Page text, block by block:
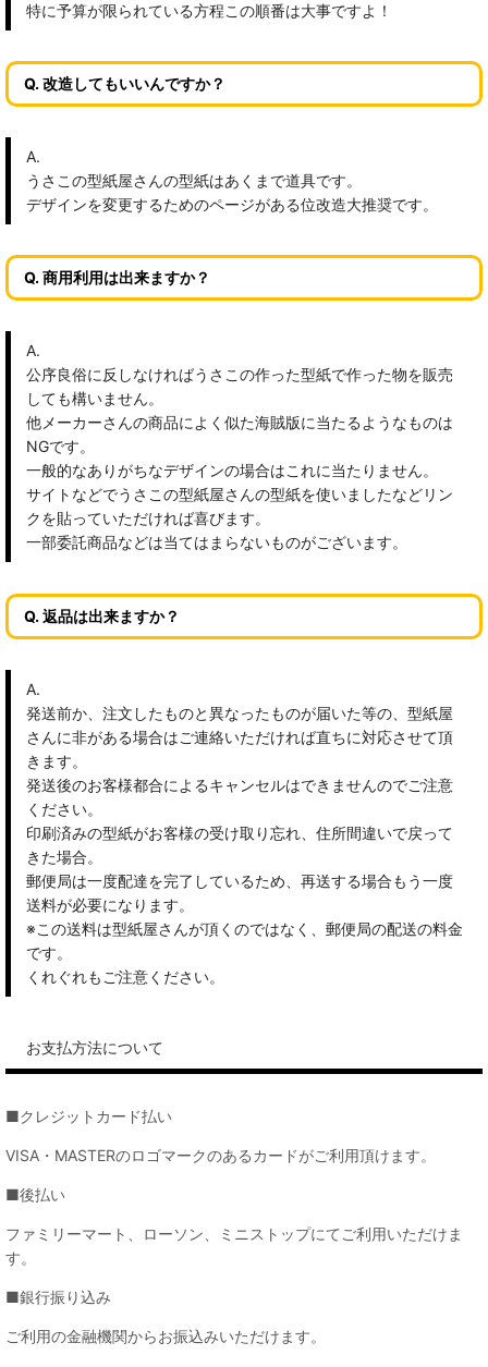
特に予算が限られている方程この順番は大事ですよ！
Q. 改造してもいいんですか？
A.
うさこの型紙屋さんの型紙はあくまで道具です。
デザインを変更するためのページがある位改造大推奨です。
Q. 商用利用は出来ますか？
A.
公序良俗に反しなければうさこの作った型紙で作った物を販売
しても構いません。
他メーカーさんの商品によく似た海賊版に当たるようなものは
NGです。
一般的なありがちなデザインの場合はこれに当たりません。
サイトなどでうさこの型紙屋さんの型紙を使いましたなどリン
クを貼っていただければ喜びます。
一部委託商品などは当てはまらないものがございます。
Q. 返品は出来ますか？
A.
発送前か、注文したものと異なったものが届いた等の、型紙屋
さんに非がある場合はご連絡いただければ直ちに対応させて頂
きます。
発送後のお客様都合によるキャンセルはできませんのでご注意
ください。
印刷済みの型紙がお客様の受け取り忘れ、住所間違いで戻って
きた場合。
郵便局は一度配達を完了しているため、再送する場合もう一度
送料が必要になります。
※この送料は型紙屋さんが頂くのではなく、郵便局の配送の料金
です。
くれぐれもご注意ください。
お支払方法について
■クレジットカード払い
VISA・MASTERのロゴマークのあるカードがご利用頂けます。
■後払い
ファミリーマート、ローソン、ミニストップにてご利用いただけま
す。
■銀行振り込み
ご利用の金融機関からお振込みいただけます。